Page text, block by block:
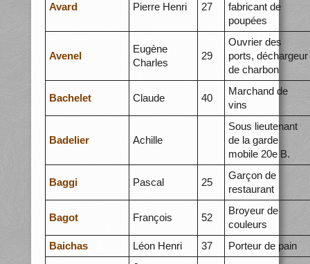
Avard Pierre Henri 27
fabricant de
poupées
Avenel
Eugène
Charles
29
Ouvrier des
ports, déchargeur
de charbon
Bachelet Claude 40
Marchand de
vins
Badelier Achille
Sous lieutenant
de la garde
mobile 20e B.
Baggi Pascal 25
Garçon de
restaurant
Bagot François 52
Broyeur de
couleurs
Baichas
Léon Henri 37 Porteur de pain